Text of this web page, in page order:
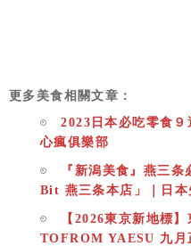
更多美食相關文章：
2023日本必吃零食
心瘋俱樂部
『新潟美食』燕三
Bit 燕三条本店」｜日本
【2026東京新地標
TOFROM YAESU 九月